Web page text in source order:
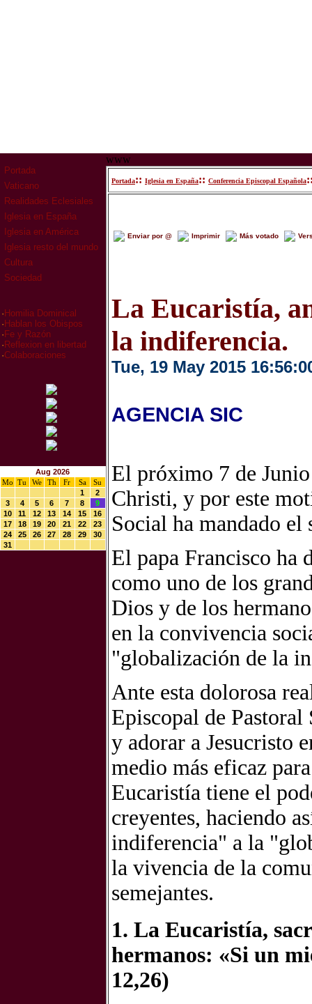
Portada
Vaticano
Realidades Eclesiales
Iglesia en España
Iglesia en América
Iglesia resto del mundo
Cultura
Sociedad
· Homilia Dominical
· Hablan los Obispos
· Fe y Razón
· Reflexion en libertad
·Colaboraciones
Aug 2026
Mo
Tu We Th Fr Sa
Su
1
2
3
4 5 6 7 8
9
10
11 12 13 14 15
16
17
18 19 20 21 22
23
24
25 26 27 28 29
30
31
www
Portada:: Iglesia en España:: Conferencia Episcopal Española
Enviar por @ Imprimir Más votado
La Eucaristía,
la indiferencia.
Tue, 19 May 2015
AGENCIA SIC
El próximo 7 de
Christi, y por este
Social ha mandado el
El papa Francisco ha
como uno de los
Dios y de los
en la convivencia
"globalización de la
Ante esta dolorosa
Episcopal de
y adorar a Jesucristo
medio más eficaz
Eucaristía tiene el
creyentes, haciendo
indiferencia" a la
la vivencia de la
semejantes.
1. La Eucaristía,
hermanos: «Si un
12,26)